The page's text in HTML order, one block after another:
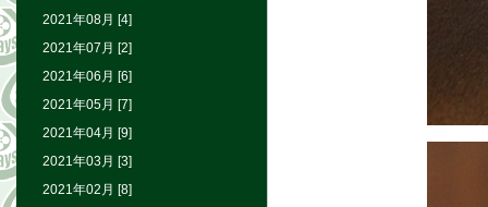
2021年08月 [4]
2021年07月 [2]
2021年06月 [6]
2021年05月 [7]
2021年04月 [9]
2021年03月 [3]
2021年02月 [8]